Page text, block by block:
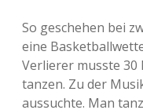
So geschehen bei
eine
Verlierer musste
tanzen. Zu der
aussuchte. Man